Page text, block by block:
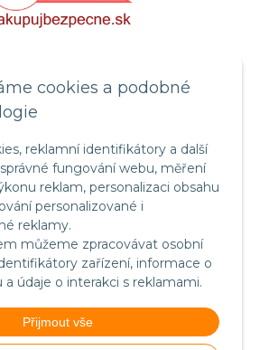
cookies a podobné
reklamní identifikátory a další
fungování webu, měření
reklam, personalizaci obsahu
personalizované i
reklamy.
můžeme zpracovávat osobní
zařízení, informace o
a údaje o interakci s reklamami.
Přijmout vše
bezpečnosti
FSSC 22000
Certification FSSC 22000
(English version)